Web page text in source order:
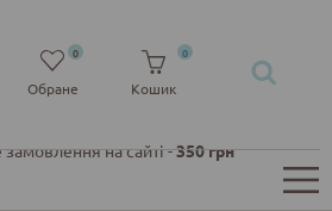
замовлення на сайті -350 грн
Обране
0
Кошик
0